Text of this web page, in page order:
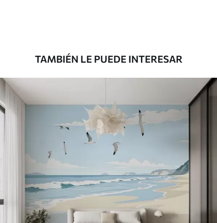
Peel and Stick
12.77$7.66/sq ft
TAMBIÉN LE PUEDE INTERESAR